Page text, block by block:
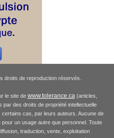
droits de reproduction réservés.
le site de www.tolerance.ca(articles,
des droits de propriété intellectuelle
certains cas, par leurs auteurs. Aucune de
un usage autre que personnel. Toute
traduction, vente, exploitation